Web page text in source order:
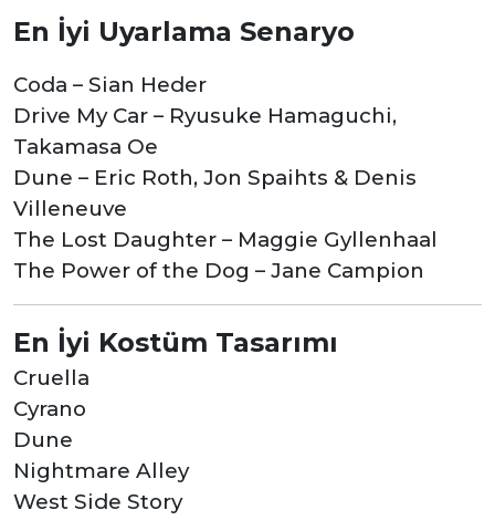
En İyi Uyarlama Senaryo
Coda – Sian Heder
Drive My Car – Ryusuke Hamaguchi,
Takamasa Oe
Dune – Eric Roth, Jon Spaihts & Denis
Villeneuve
The Lost Daughter – Maggie Gyllenhaal
The Power of the Dog – Jane Campion
En İyi Kostüm Tasarımı
Cruella
Cyrano
Dune
Nightmare Alley
West Side Story